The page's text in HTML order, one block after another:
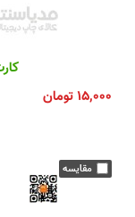
۱۵,۰۰۰تومان